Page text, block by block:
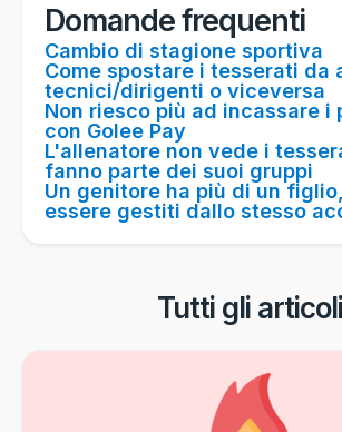
Domande frequenti
Cambio di stagione sportiva
Come spostare i tesserati da
tecnici/dirigenti o viceversa
Non riesco più ad incassare i
con Golee Pay
L'allenatore non vede i
fanno parte dei suoi gruppi
Un genitore ha più di un
essere gestiti dallo stesso
Tutti gli articoli